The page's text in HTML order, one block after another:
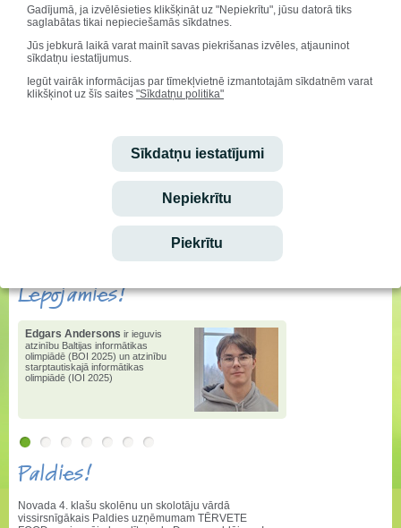
Gadījumā, ja izvēlēsieties klikšķināt uz "Nepiekrītu", jūsu datorā tiks
saglabātas tikai nepieciešamās sīkdatnes.
Jūs jebkurā laikā varat mainīt savas piekrišanas izvēles, atjauninot
sīkdatņu iestatījumus.
Iegūt vairāk informācijas par tīmekļvietnē izmantotajām sīkdatnēm varat
klikšķinot uz šīs saites "Sīkdatņu politika"
Sīkdatņu iestatījumi
Nepiekrītu
Piekrītu
Iestādes tālrunis: 63839431
Saimniecības pārzines/lietvedes tālrunis:29212863
Medicīnas māsas tālrunis:28701485
e-pasts:druvas.vidusskola@saldus.lv
Sveicam svētkos!
Stundu saraksta izmaiņas
e-klase.lv
Lepojamies!
Edgars Andersons ir ieguvis
atzinību Baltijas informātikas
olimpiādē (BOI 2025) un atzinību
starptautiskajā informātikas
olimpiādē (IOI 2025)
Paldies!
Novada 4. klašu skolēnu un skolotāju vārdā
vissirsnīgākais Paldies uzņēmumam TĒRVETE